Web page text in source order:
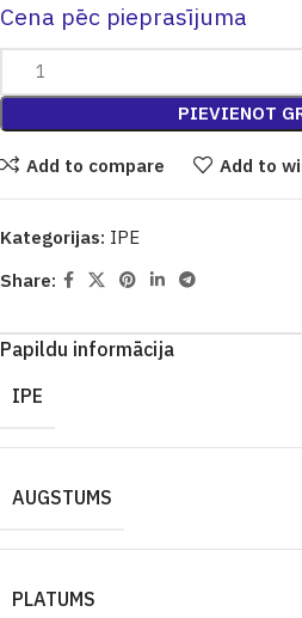
Cena pēc pieprasījuma
PIEVIENOT
Add to compare Add to
Kategorijas: IPE
Share:
Papildu informācija
IPE
AUGSTUMS
PLATUMS